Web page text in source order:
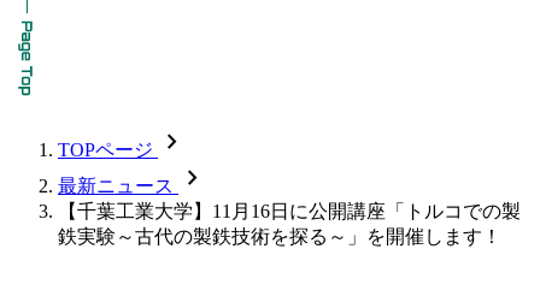
TOPページ chevron_forward
最新ニュース chevron_forward
【千葉工業大学】11月16日に公開講座「トルコでの製
鉄実験～古代の製鉄技術を探る～」を開催します！